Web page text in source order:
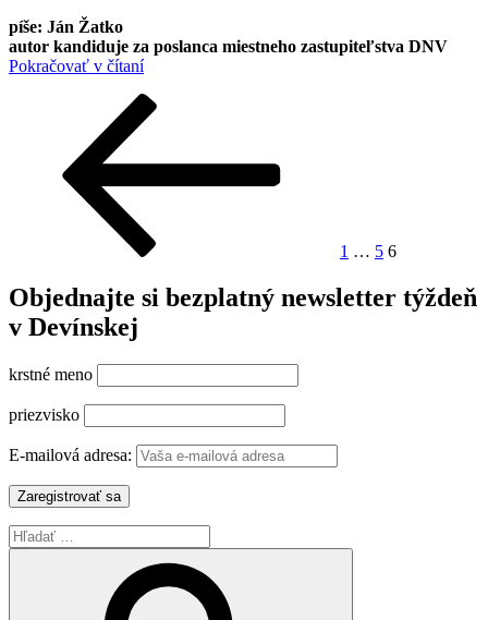
píše: Ján Žatko
autor kandiduje za poslanca miestneho zastupiteľstva DNV
Pokračovať v čítaní„Škandál
predvolebnou
anketou“
Stránkovanie
príspevkov
1 … 5 6
Objednajte si bezplatný newsletter týždeň
v Devínskej
krstné meno
priezvisko
E-mailová adresa:
Hľadať: